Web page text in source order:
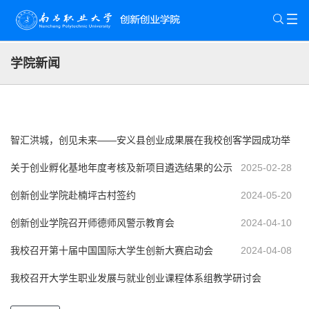
学院新闻
智汇洪城，创见未来——安义县创业成果展在我校创客学园成功举
办 2025-12-31
关于创业孵化基地年度考核及新项目遴选结果的公示 2025-02-28
创新创业学院赴楠坪古村签约 2024-05-20
创新创业学院召开师德师风警示教育会 2024-04-10
我校召开第十届中国国际大学生创新大赛启动会 2024-04-08
我校召开大学生职业发展与就业创业课程体系组教学研讨会